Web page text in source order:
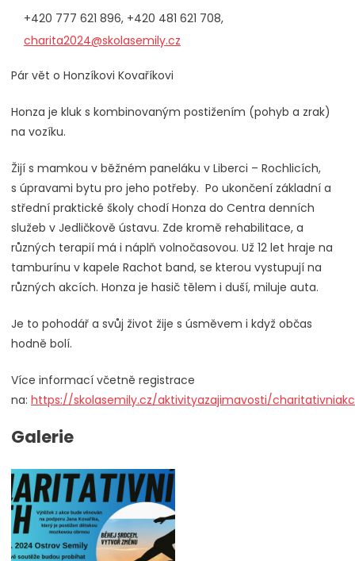
+420 777 621 896, +420 481 621 708,
charita2024@skolasemily.cz
Pár vět o Honzíkovi Kovaříkovi
Honza je kluk s kombinovaným postižením (pohyb a zrak)
na vozíku.
Žijí s mamkou v běžném paneláku v Liberci – Rochlicích,
s úpravami bytu pro jeho potřeby. Po ukončení základní a
střední praktické školy chodí Honza do Centra denních
služeb v Jedličkově ústavu. Zde kromě rehabilitace, a
různých terapií má i náplň volnočasovou. Už 12 let hraje na
tamburínu v kapele Rachot band, se kterou vystupují na
různých akcích. Honza je hasič tělem i duší, miluje auta.
Je to pohodář a svůj život žije s úsměvem i když občas
hodně bolí.
Více informací včetně registrace
na: https://skolasemily.cz/aktivityazajimavosti/
Galerie